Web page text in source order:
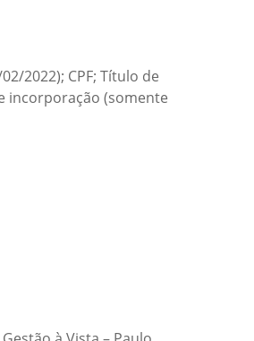
2022); CPF; Título de
incorporação (somente